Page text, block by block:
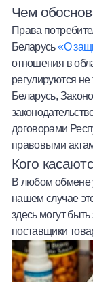
Карта
Продукты
Чем
Права
Беларусь«О
отношения в
регулируются
Беларусь,
договорами
правовыми
Кого
В любом обмене
нашем случае
здесь могут
поставщики